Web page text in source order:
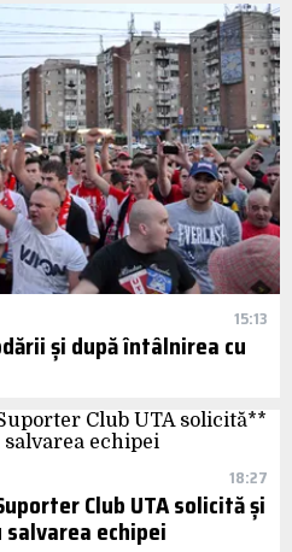
15:13
și după întâlnirea cu
18:27
Club UTA solicită și
echipei